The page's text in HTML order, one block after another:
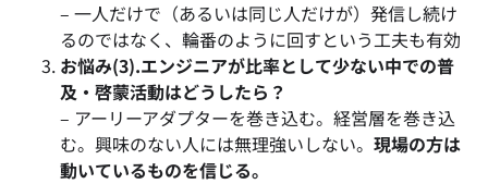
– 一人だけで（あるいは同じ人だけが）発信し続け
るのではなく、輪番のように回すという工夫も有効
お悩み(3).エンジニアが比率として少ない中での普
及・啓蒙活動はどうしたら？
– アーリーアダプターを巻き込む。経営層を巻き込
む。興味のない人には無理強いしない。 現場の方は
動いているものを信じる。